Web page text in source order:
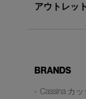
アウトレット
BRANDS
Cassina カ